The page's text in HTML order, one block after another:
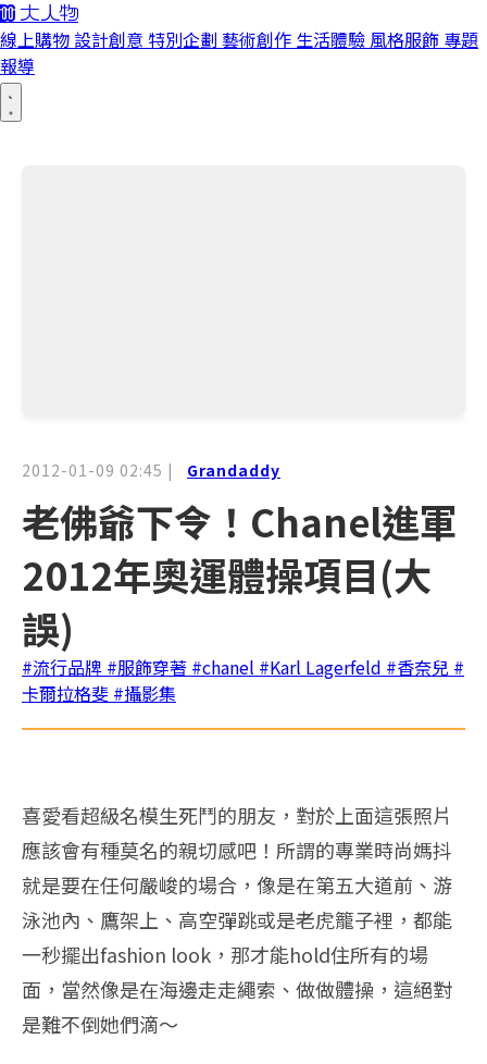
線上購物 設計創意 特別企劃 藝術創作 生活體驗 風格服飾 專題
報導
2012-01-09 02:45 | Grandaddy
老佛爺下令！Chanel進軍
2012年奧運體操項目(大
誤)
#流行品牌 #服飾穿著 #chanel #Karl Lagerfeld #香奈兒 #
卡爾拉格斐 #攝影集
喜愛看超級名模生死鬥的朋友，對於上面這張照片
應該會有種莫名的親切感吧！所謂的專業時尚媽抖
就是要在任何嚴峻的場合，像是在第五大道前、游
泳池內、鷹架上、高空彈跳或是老虎籠子裡，都能
一秒擺出fashion look，那才能hold住所有的場
面，當然像是在海邊走走繩索、做做體操，這絕對
是難不倒她們滴～